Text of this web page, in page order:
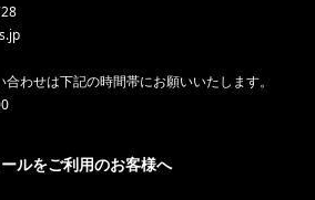
わせは下記の時間帯にお願いいたします。
ルをご利用のお客様へ